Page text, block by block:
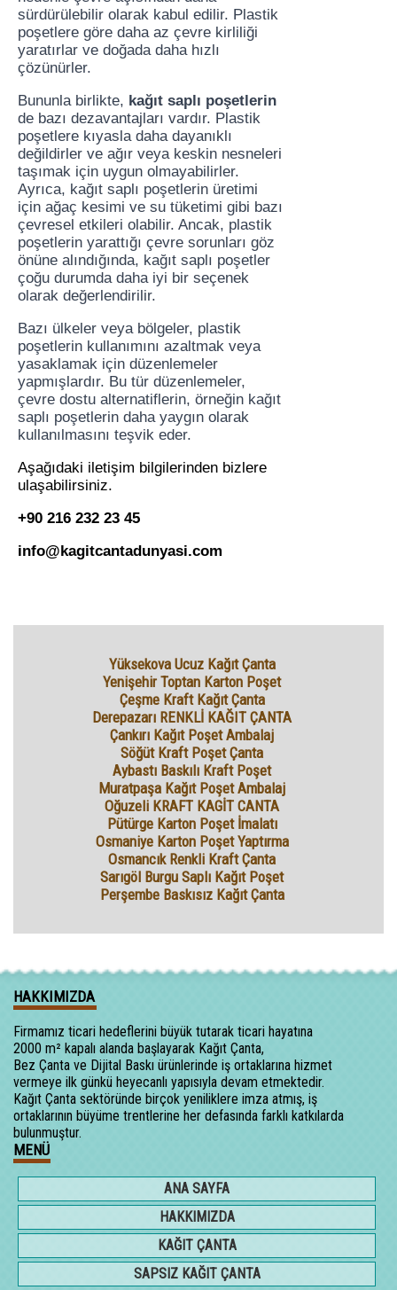
sürdürülebilir olarak kabul edilir. Plastik
poşetlere göre daha az çevre kirliliği
yaratırlar ve doğada daha hızlı
çözünürler.
Bununla birlikte, kağıt saplı poşetlerin
de bazı dezavantajları vardır. Plastik
poşetlere kıyasla daha dayanıklı
değildirler ve ağır veya keskin nesneleri
taşımak için uygun olmayabilirler.
Ayrıca, kağıt saplı poşetlerin üretimi
için ağaç kesimi ve su tüketimi gibi bazı
çevresel etkileri olabilir. Ancak, plastik
poşetlerin yarattığı çevre sorunları göz
önüne alındığında, kağıt saplı poşetler
çoğu durumda daha iyi bir seçenek
olarak değerlendirilir.
Bazı ülkeler veya bölgeler, plastik
poşetlerin kullanımını azaltmak veya
yasaklamak için düzenlemeler
yapmışlardır. Bu tür düzenlemeler,
çevre dostu alternatiflerin, örneğin kağıt
saplı poşetlerin daha yaygın olarak
kullanılmasını teşvik eder.
Aşağıdaki iletişim bilgilerinden bizlere
ulaşabilirsiniz.
+90 216 232 23 45
info@kagitcantadunyasi.com
Yüksekova Ucuz Kağıt Çanta
Yenişehir Toptan Karton Poşet
Çeşme Kraft Kağıt Çanta
Derepazarı RENKLİ KAĞIT ÇANTA
Çankırı Kağıt Poşet Ambalaj
Söğüt Kraft Poşet Çanta
Aybastı Baskılı Kraft Poşet
Muratpaşa Kağıt Poşet Ambalaj
Oğuzeli KRAFT KAGİT CANTA
Pütürge Karton Poşet İmalatı
Osmaniye Karton Poşet Yaptırma
Osmancık Renkli Kraft Çanta
Sarıgöl Burgu Saplı Kağıt Poşet
Perşembe Baskısız Kağıt Çanta
HAKKIMIZDA
Firmamız ticari hedeflerini büyük tutarak ticari hayatına
2000 m² kapalı alanda başlayarak Kağıt Çanta,
Bez Çanta ve Dijital Baskı ürünlerinde iş ortaklarına hizmet
vermeye ilk günkü heyecanlı yapısıyla devam etmektedir.
Kağıt Çanta sektöründe birçok yeniliklere imza atmış, iş
ortaklarının büyüme trentlerine her defasında farklı katkılarda
bulunmuştur.
MENÜ
ANA SAYFA
HAKKIMIZDA
KAĞIT ÇANTA
SAPSIZ KAĞIT ÇANTA